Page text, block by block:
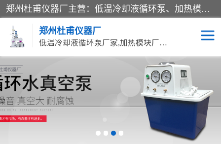
郑州杜甫仪器厂主营：低温冷却液循环泵、加热模块、水热合成反应釜、水油浴锅、旋转蒸发器、循环水真空泵等产品。郑州杜甫仪器厂在众多的教学仪器行业中依靠科技力量扬长避短、迅速发展，成为国家教委*生产教学仪器的厂家，产品具有国内良好水平，主导产品通过ISO9002质量认证。
郑州杜甫仪器厂
低温冷却液循环泵厂家,加热模块厂家,水热合成反应釜厂家,水油浴锅厂家,旋转蒸发器厂家
循环水真空泵厂家 水热合成反应釜厂家
低温冷却液循环泵厂家 加热模块厂家
气流烘干器